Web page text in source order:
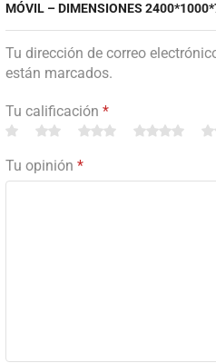
MÓVIL – DIMENSIONES
Tu dirección de correo
están marcados.
Tu calificación *
Tu opinión *